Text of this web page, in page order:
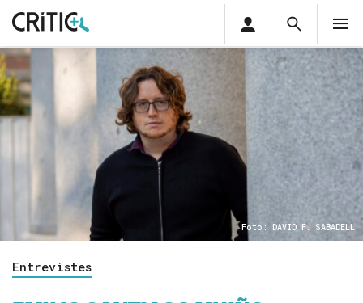
Cerca
Cerca
per...
privada
Subscriu-t'hi
Inicia sessió
Foto: DAVID F. SABADELL
Entrevistes